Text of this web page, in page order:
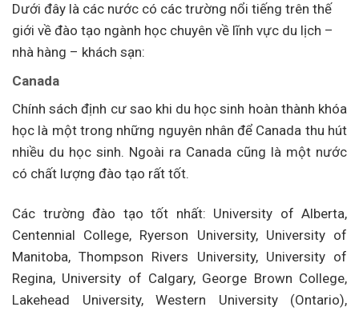
Dưới đây là các nước có các trường nổi tiếng trên thế
giới về đào tạo ngành học chuyên về lĩnh vực du lịch –
nhà hàng – khách sạn:
Canada
Chính sách định cư sao khi du học sinh hoàn thành khóa
học là một trong những nguyên nhân để Canada thu hút
nhiều du học sinh. Ngoài ra Canada cũng là một nước
có chất lượng đào tạo rất tốt.
Các trường đào tạo tốt nhất: University of Alberta,
Centennial College, Ryerson University, University of
Manitoba, Thompson Rivers University, University of
Regina, University of Calgary, George Brown College,
Lakehead University, Western University (Ontario),